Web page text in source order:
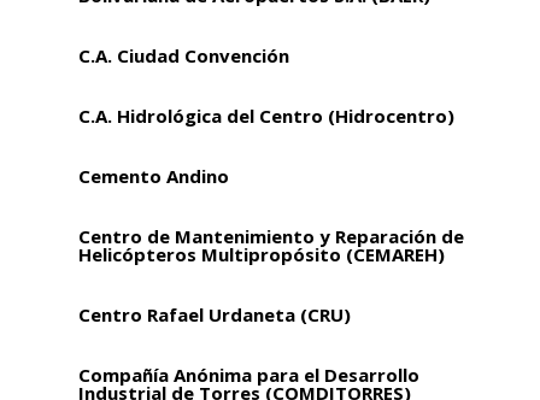
C.A. Ciudad Convención
C.A. Hidrológica del Centro (Hidrocentro)
Cemento Andino
Centro de Mantenimiento y Reparación de
Helicópteros Multipropósito (CEMAREH)
Centro Rafael Urdaneta (CRU)
Compañía Anónima para el Desarrollo
Industrial de Torres (COMDITORRES)